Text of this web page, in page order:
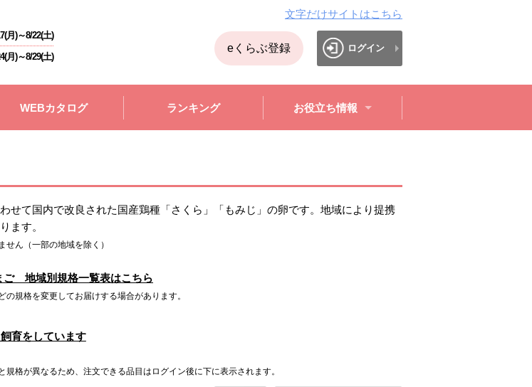
月)～8/22(土)
月)～8/29(土)
文字だけサイトはこちら
eくらぶ登録 ログイン
WEBカタログ ランキング お役立ち情報
せて国内で改良された国産鶏種「さくら」「もみじ」の卵です。地域により提携
ます。
ん（一部の地域を除く）
ご 地域別規格一覧表はこちら
規格を変更してお届けする場合があります。
育をしています
格が異なるため、注文できる品目はログイン後に下に表示されます。